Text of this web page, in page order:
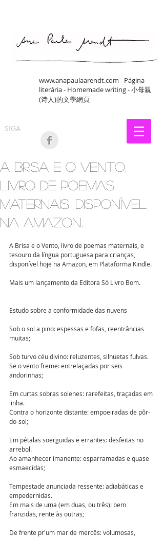
www.anapaulaarendt.com - Página
literária - Homemade writing - 小母親
(诗人)的文學網頁
SIGA
A Brisa e o Vento,
livro de poemas
maternais. Disponível
na Amazon.
A Brisa e o Vento, livro de poemas maternais, e
tesouro da língua portuguesa para crianças,
disponível hoje na Amazon, em Plataforma Kindle.
Mais um lançamento da Editora Só Livro Bom.
Estudo sobre a conformidade das nuvens
Sob o sol a pino: espessas e fofas, reentrâncias
muitas;
Sob turvo céu divino: reluzentes, silhuetas fulvas.
Se o vento freme: entrelaçadas por seis
andorinhas;
Em curtas sobras solenes: rarefeitas, traçadas em
linha.
Contra o horizonte distante: empoeiradas de pôr-
do-sol;
Em pétalas soerguidas e errantes: desfeitas no
arrebol.
Ao amanhecer imanente: esparramadas e quase
esmaecidas;
Tempestade anunciada ressente: adiabáticas e
empedernidas.
Em mais de uma (em duas, ou três): bem
franzidas, rente às outras;
De frente pr'um mar de mercês: volumosas,